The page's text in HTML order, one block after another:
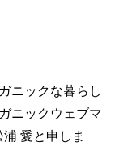
海外
ニックな暮らし
ニックウェブマ
愛と申しま